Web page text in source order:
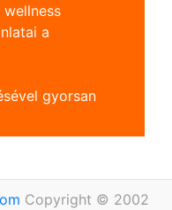
a
gyorsan
Copyright © 2002